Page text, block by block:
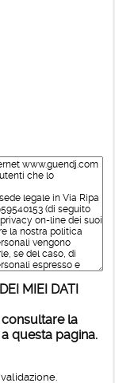
MIEI DATI
consultare la
questa pagina.